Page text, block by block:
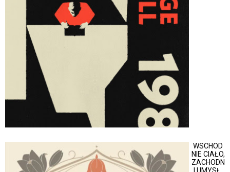
WSCHOD
NIE CIAŁO,
ZACHODN